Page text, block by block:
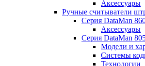
Аксессуары
Ручные считыватели
Серия DataMan
Аксессуары
Серия DataMan
Модели и
Системы
Технологии